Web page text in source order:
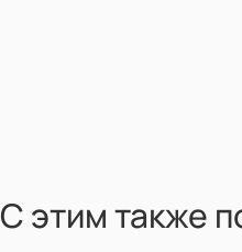
С этим также